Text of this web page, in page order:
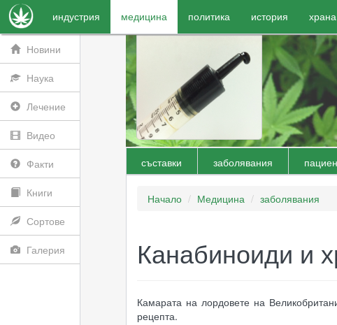
индустрия медицина политика история храна
Новини
Наука
Лечение
Видео
Факти
Книги
Сортове
Галерия
съставки заболявания
Начало Медицина заболявания
Канабиноиди и
Камарата на лордовете на
рецепта.